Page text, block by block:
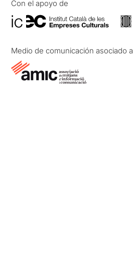
Con el apoyo de
Medio de comunicación asociado a